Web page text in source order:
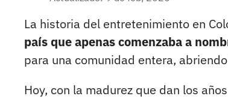
La historia del entretenimiento en
país que apenas comenzaba a
para una comunidad entera,
Hoy, con la madurez que dan los